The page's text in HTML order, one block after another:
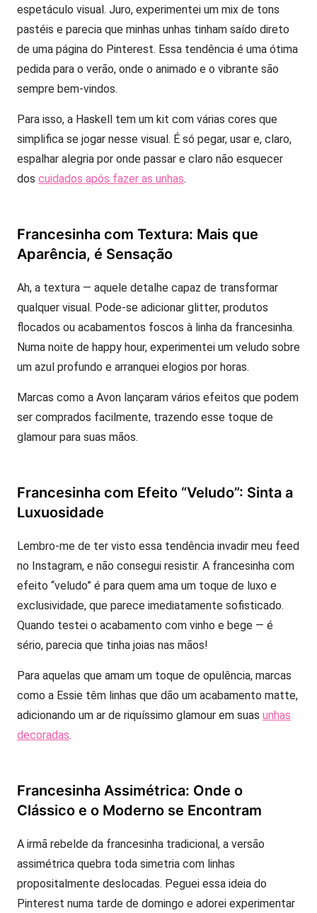
espetáculo visual. Juro, experimentei um mix de tons
pastéis e parecia que minhas unhas tinham saído direto
de uma página do Pinterest. Essa tendência é uma ótima
pedida para o verão, onde o animado e o vibrante são
sempre bem-vindos.
Para isso, a Haskell tem um kit com várias cores que
simplifica se jogar nesse visual. É só pegar, usar e, claro,
espalhar alegria por onde passar e claro não esquecer
dos cuidados após fazer as unhas.
Francesinha com Textura: Mais que
Aparência, é Sensação
Ah, a textura — aquele detalhe capaz de transformar
qualquer visual. Pode-se adicionar glitter, produtos
flocados ou acabamentos foscos à linha da francesinha.
Numa noite de happy hour, experimentei um veludo sobre
um azul profundo e arranquei elogios por horas.
Marcas como a Avon lançaram vários efeitos que podem
ser comprados facilmente, trazendo esse toque de
glamour para suas mãos.
Francesinha com Efeito “Veludo”: Sinta a
Luxuosidade
Lembro-me de ter visto essa tendência invadir meu feed
no Instagram, e não consegui resistir. A francesinha com
efeito “veludo” é para quem ama um toque de luxo e
exclusividade, que parece imediatamente sofisticado.
Quando testei o acabamento com vinho e bege — é
sério, parecia que tinha joias nas mãos!
Para aquelas que amam um toque de opulência, marcas
como a Essie têm linhas que dão um acabamento matte,
adicionando um ar de riquíssimo glamour em suas unhas
decoradas.
Francesinha Assimétrica: Onde o
Clássico e o Moderno se Encontram
A irmã rebelde da francesinha tradicional, a versão
assimétrica quebra toda simetria com linhas
propositalmente deslocadas. Peguei essa ideia do
Pinterest numa tarde de domingo e adorei experimentar